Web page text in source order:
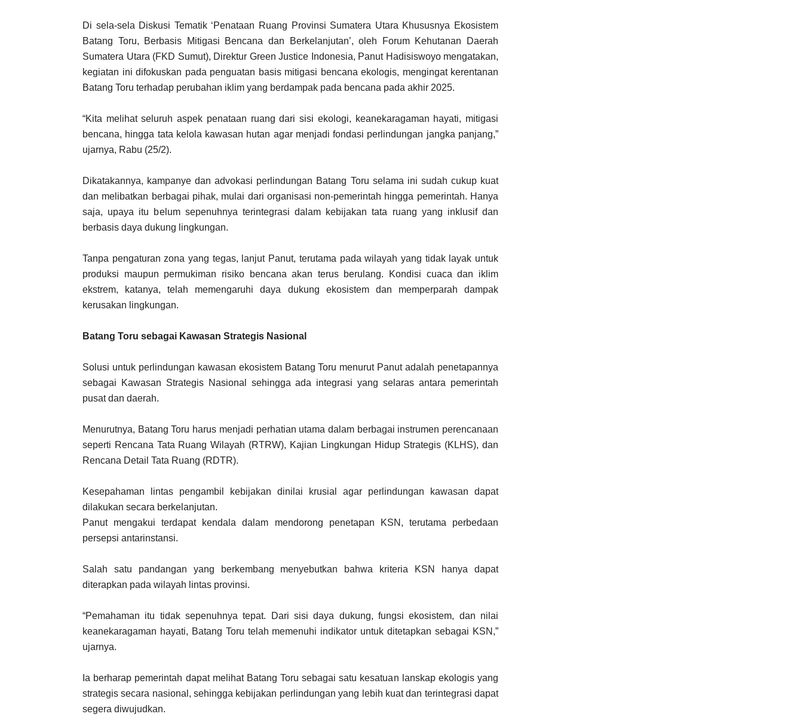
Di sela-sela Diskusi Tematik ‘Penataan Ruang Provinsi Sumatera Utara Khususnya Ekosistem
Batang Toru, Berbasis Mitigasi Bencana dan Berkelanjutan’, oleh Forum Kehutanan Daerah
Sumatera Utara (FKD Sumut), Direktur Green Justice Indonesia, Panut Hadisiswoyo mengatakan,
kegiatan ini difokuskan pada penguatan basis mitigasi bencana ekologis, mengingat kerentanan
Batang Toru terhadap perubahan iklim yang berdampak pada bencana pada akhir 2025.
“Kita melihat seluruh aspek penataan ruang dari sisi ekologi, keanekaragaman hayati, mitigasi
bencana, hingga tata kelola kawasan hutan agar menjadi fondasi perlindungan jangka panjang,”
ujarnya, Rabu (25/2).
Dikatakannya, kampanye dan advokasi perlindungan Batang Toru selama ini sudah cukup kuat
dan melibatkan berbagai pihak, mulai dari organisasi non-pemerintah hingga pemerintah. Hanya
saja, upaya itu belum sepenuhnya terintegrasi dalam kebijakan tata ruang yang inklusif dan
berbasis daya dukung lingkungan.
Tanpa pengaturan zona yang tegas, lanjut Panut, terutama pada wilayah yang tidak layak untuk
produksi maupun permukiman risiko bencana akan terus berulang. Kondisi cuaca dan iklim
ekstrem, katanya, telah memengaruhi daya dukung ekosistem dan memperparah dampak
kerusakan lingkungan.
Batang Toru sebagai Kawasan Strategis Nasional
Solusi untuk perlindungan kawasan ekosistem Batang Toru menurut Panut adalah penetapannya
sebagai Kawasan Strategis Nasional sehingga ada integrasi yang selaras antara pemerintah
pusat dan daerah.
Menurutnya, Batang Toru harus menjadi perhatian utama dalam berbagai instrumen perencanaan
seperti Rencana Tata Ruang Wilayah (RTRW), Kajian Lingkungan Hidup Strategis (KLHS), dan
Rencana Detail Tata Ruang (RDTR).
Kesepahaman lintas pengambil kebijakan dinilai krusial agar perlindungan kawasan dapat
dilakukan secara berkelanjutan.
Panut mengakui terdapat kendala dalam mendorong penetapan KSN, terutama perbedaan
persepsi antarinstansi.
Salah satu pandangan yang berkembang menyebutkan bahwa kriteria KSN hanya dapat
diterapkan pada wilayah lintas provinsi.
“Pemahaman itu tidak sepenuhnya tepat. Dari sisi daya dukung, fungsi ekosistem, dan nilai
keanekaragaman hayati, Batang Toru telah memenuhi indikator untuk ditetapkan sebagai KSN,”
ujarnya.
Ia berharap pemerintah dapat melihat Batang Toru sebagai satu kesatuan lanskap ekologis yang
strategis secara nasional, sehingga kebijakan perlindungan yang lebih kuat dan terintegrasi dapat
segera diwujudkan.